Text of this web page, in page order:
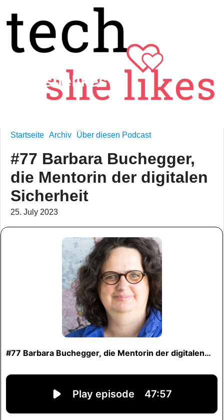
techshelikes
Startseite Archiv Über diesen Podcast
#77 Barbara Buchegger,
die Mentorin der digitalen
Sicherheit
25. July 2023